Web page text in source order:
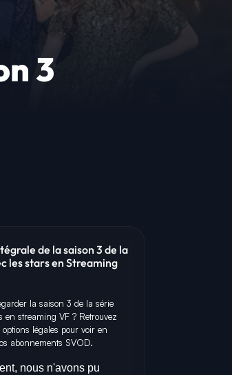
3
de la saison 3 de la
les stars en Streaming
la saison 3 de la série
en streaming VF ? Retrouvez
options légales pour voir en
abonnements SVOD.